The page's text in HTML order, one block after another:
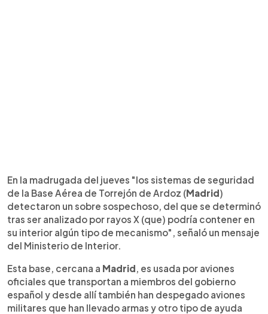
En la madrugada del jueves "los sistemas de seguridad
de la Base Aérea de Torrejón de Ardoz (Madrid)
detectaron un sobre sospechoso, del que se determinó
tras ser analizado por rayos X (que) podría contener en
su interior algún tipo de mecanismo", señaló un mensaje
del Ministerio de Interior.
Esta base, cercana a Madrid, es usada por aviones
oficiales que transportan a miembros del gobierno
español y desde allí también han despegado aviones
militares que han llevado armas y otro tipo de ayuda